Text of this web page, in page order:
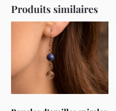
Produits similaires